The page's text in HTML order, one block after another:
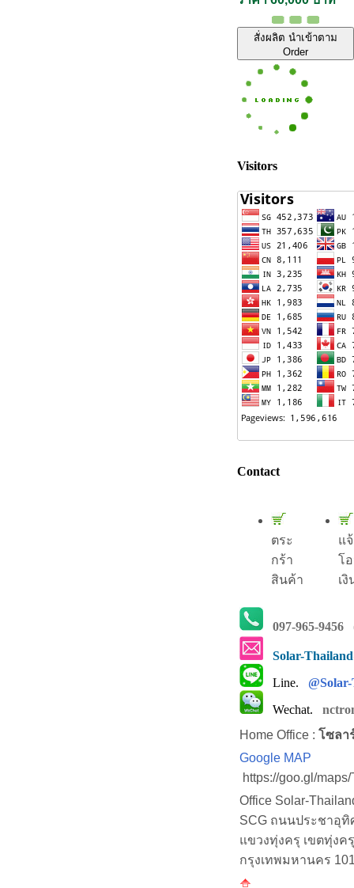
สั่งผลิต นำเข้าตาม
Order
Visitors
Contact
ตระ
กร้า
สินค้า
แ
โ
เงิ
097-965-9456
Solar-
Line.
Wechat.
Home Office : โซลา
Google MAP
https://goo.gl/
Office Solar-
SCG ถนนประชาอุทิ
แขวงทุ่งครุ เขตทุ่งครุ
กรุงเทพมหานคร